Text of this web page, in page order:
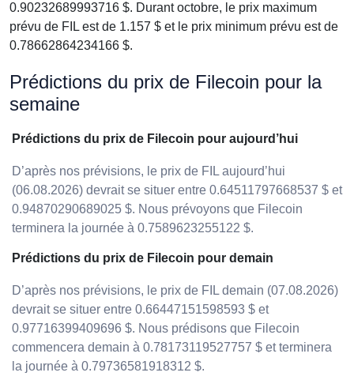
0.90232689993716 $. Durant octobre, le prix maximum
prévu de FIL est de 1.157 $ et le prix minimum prévu est de
0.78662864234166 $.
Prédictions du prix de Filecoin pour la
semaine
Prédictions du prix de Filecoin pour aujourd’hui
D’après nos prévisions, le prix de FIL aujourd’hui
(06.08.2026) devrait se situer entre 0.64511797668537 $ et
0.94870290689025 $. Nous prévoyons que Filecoin
terminera la journée à 0.7589623255122 $.
Prédictions du prix de Filecoin pour demain
D’après nos prévisions, le prix de FIL demain (07.08.2026)
devrait se situer entre 0.66447151598593 $ et
0.97716399409696 $. Nous prédisons que Filecoin
commencera demain à 0.78173119527757 $ et terminera
la journée à 0.79736581918312 $.